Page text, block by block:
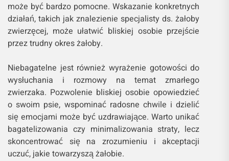
może być bardzo pomocne. Wskazanie konkretnych
działań, takich jak znalezienie specjalisty ds. żałoby
zwierzęcej, może ułatwić bliskiej osobie przejście
przez trudny okres żałoby.
Niebagatelne jest również wyrażenie gotowości do
wysłuchania i rozmowy na temat zmarłego
zwierzaka. Pozwolenie bliskiej osobie opowiedzieć
o swoim psie, wspominać radosne chwile i dzielić
się emocjami może być uzdrawiające. Warto unikać
bagatelizowania czy minimalizowania straty, lecz
skoncentrować się na zrozumieniu i akceptacji
uczuć, jakie towarzyszą żałobie.